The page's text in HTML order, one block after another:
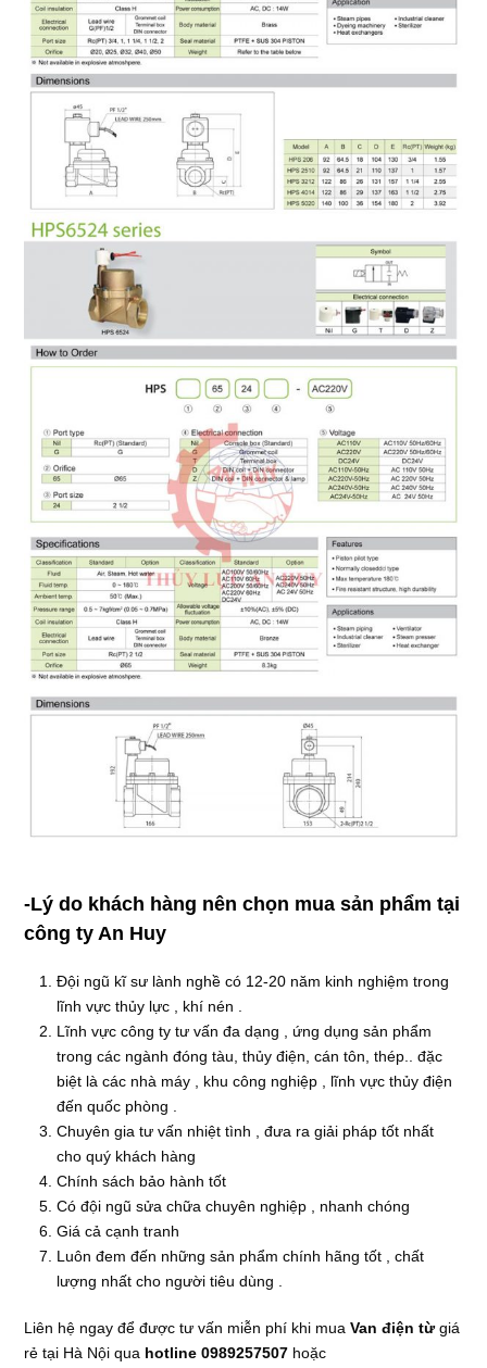
-Lý do khách hàng nên chọn mua sản phẩm tại
công ty An Huy
Đội ngũ kĩ sư lành nghề có 12-20 năm kinh nghiệm trong
lĩnh vực thủy lực , khí nén .
Lĩnh vực công ty tư vấn đa dạng , ứng dụng sản phẩm
trong các ngành đóng tàu, thủy điện, cán tôn, thép.. đặc
biệt là các nhà máy , khu công nghiệp , lĩnh vực thủy điện
đến quốc phòng .
Chuyên gia tư vấn nhiệt tình , đưa ra giải pháp tốt nhất
cho quý khách hàng
Chính sách bảo hành tốt
Có đội ngũ sửa chữa chuyên nghiệp , nhanh chóng
Giá cả cạnh tranh
Luôn đem đến những sản phẩm chính hãng tốt , chất
lượng nhất cho người tiêu dùng .
Liên hệ ngay để được tư vấn miễn phí khi muaVan điện từgiá
rẻ tại Hà Nội qua hotline 0989257507 hoặc